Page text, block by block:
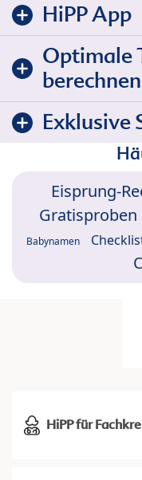
HiPP App
Optimale
Exklusive
Eisprung-
Gratisproben
Babynamen
HiPP für